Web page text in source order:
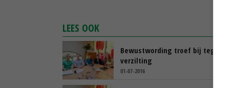
LEES OOK
Bewustwording troef bij tegenaan
verzilting
01-07-2016